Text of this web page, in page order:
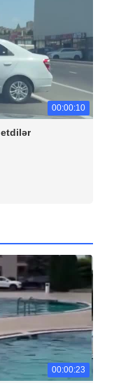
00:00:10
etdilər
00:00:23